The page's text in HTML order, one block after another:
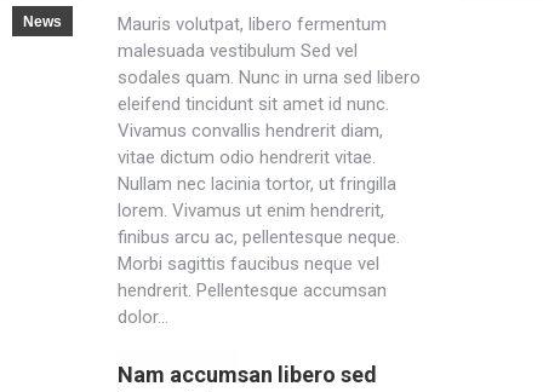
News
Mauris volutpat, libero fermentum
malesuada vestibulum Sed vel
sodales quam. Nunc in urna sed libero
eleifend tincidunt sit amet id nunc.
Vivamus convallis hendrerit diam,
vitae dictum odio hendrerit vitae.
Nullam nec lacinia tortor, ut fringilla
lorem. Vivamus ut enim hendrerit,
finibus arcu ac, pellentesque neque.
Morbi sagittis faucibus neque vel
hendrerit. Pellentesque accumsan
dolor…
Read post
Nam accumsan libero sed